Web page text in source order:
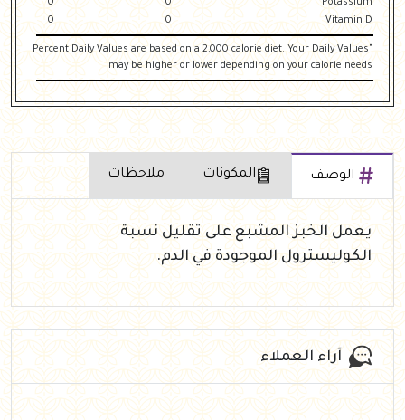
Potassium
0
0
Vitamin D
0
0
"Percent Daily Values are based on a 2,000 calorie diet. Your Daily Values
may be higher or lower depending on your calorie needs
الوصف المكونات ملاحظات
يعمل الخبز المشبع على تقليل نسبة
الكوليسترول الموجودة في الدم.
آراء العملاء